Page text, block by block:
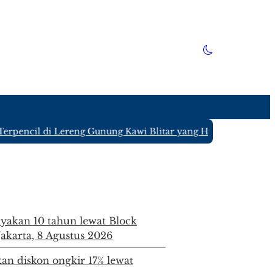
di Lereng Gunung Kawi Blitar yang Hanya Ditinggali 4 KK
10 tahun lewat Block
8 Agustus 2026
diskon ongkir 17% lewat